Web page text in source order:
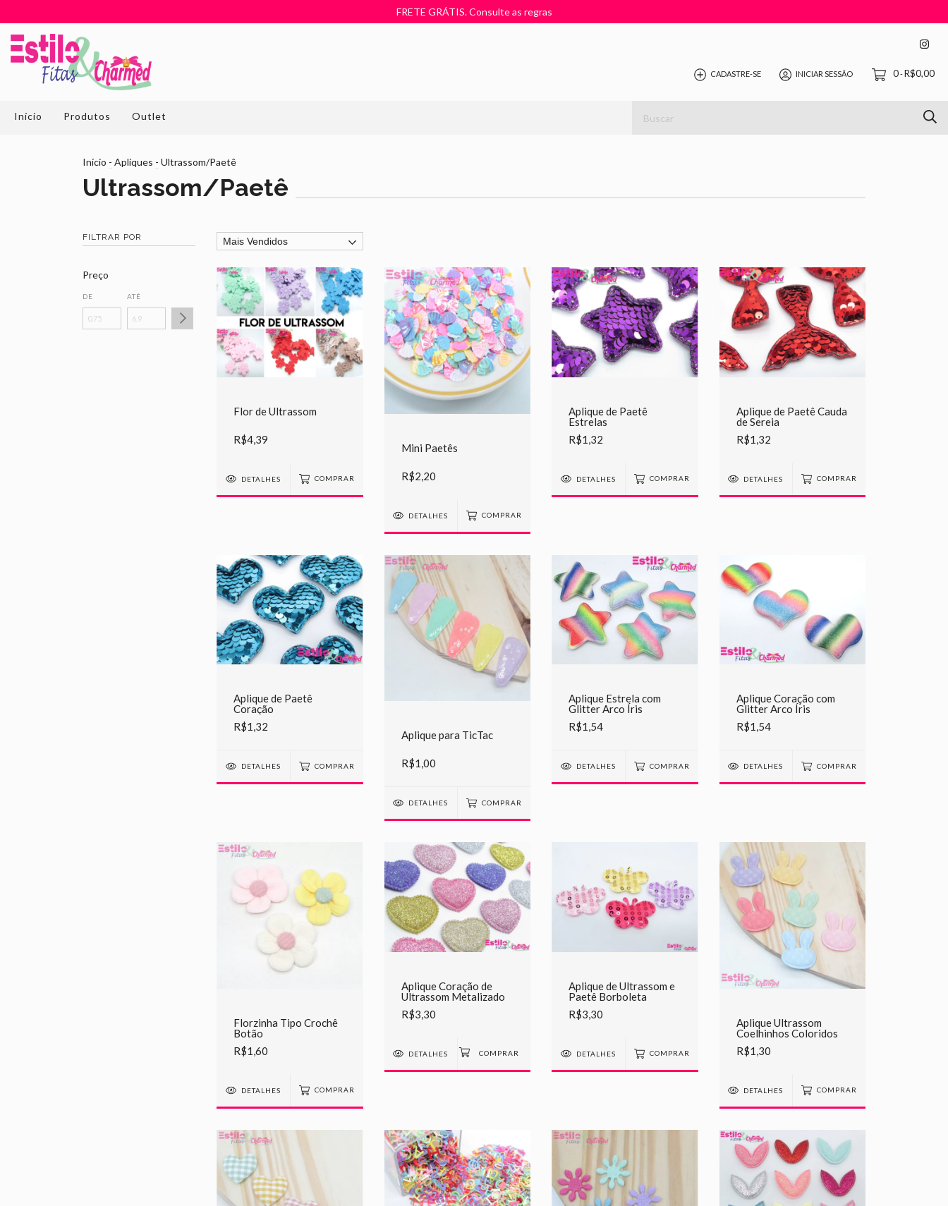
FRETE GRÁTIS. Consulte as regras
CADASTRE-SE INICIAR SESSÃO 0-R$0,00
Início Produtos Outlet
Início - Apliques - Ultrassom/Paetê
Ultrassom/Paetê
FILTRAR POR
Preço
DE ATÉ
Flor de Ultrassom
R$4,39
DETALHES COMPRAR
Mini Paetês
R$2,20
DETALHES COMPRAR
Aplique de Paetê
Estrelas
R$1,32
DETALHES COMPRAR
Aplique de Paetê Cauda
de Sereia
R$1,32
DETALHES COMPRAR
Aplique de Paetê
Coração
R$1,32
DETALHES COMPRAR
Aplique para TicTac
R$1,00
DETALHES COMPRAR
Aplique Estrela com
Glitter Arco Íris
R$1,54
DETALHES COMPRAR
Aplique Coração com
Glitter Arco Íris
R$1,54
DETALHES COMPRAR
Florzinha Tipo Crochê
Botão
R$1,60
DETALHES COMPRAR
Aplique Coração de
Ultrassom Metalizado
R$3,30
DETALHES
Aplique de Ultrassom e
Paetê Borboleta
R$3,30
DETALHES COMPRAR
Aplique Ultrassom
Coelhinhos Coloridos
R$1,30
DETALHES COMPRAR